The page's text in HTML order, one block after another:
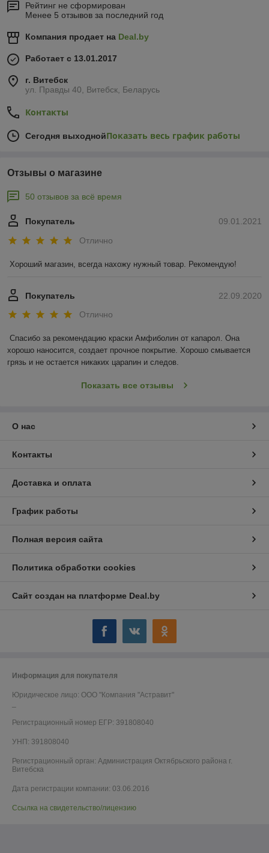
Рейтинг не сформирован
Менее 5 отзывов за последний год
Компания продает на Deal.by
Работает с 13.01.2017
г. Витебск
ул. Правды 40, Витебск, Беларусь
Контакты
Сегодня выходнойПоказать весь график работы
Отзывы о магазине
50 отзывов за всё время
09.01.2021
Покупатель
Отлично
Хороший магазин, всегда нахожу нужный товар. Рекомендую!
22.09.2020
Покупатель
Отлично
Спасибо за рекомендацию краски Амфиболин от капарол. Она
хорошо наносится, создает прочное покрытие. Хорошо смывается
грязь и не остается никаких царапин и следов.
Показать все отзывы
О нас
Контакты
Доставка и оплата
График работы
Полная версия сайта
Политика обработки cookies
Сайт создан на платформе Deal.by
Информация для покупателя
Юридическое лицо: ООО "Компания "Астравит"
Регистрационный номер ЕГР: 391808040
УНП: 391808040
Регистрационный орган: Администрация Октябрьского района г.
Витебска
Дата регистрации компании: 03.06.2016
Ссылка на свидетельство/лицензию